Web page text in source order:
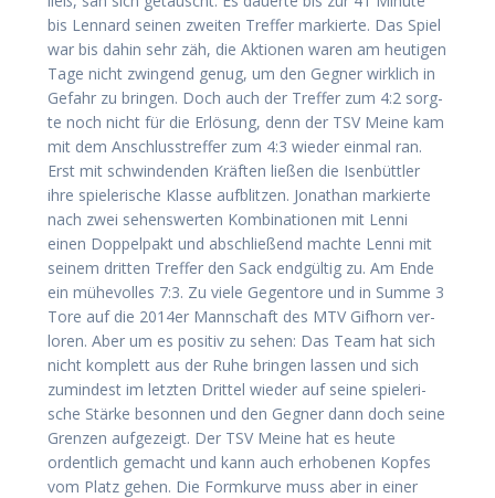
bis Len­nard sei­nen zwei­ten Tref­fer mar­kier­te. Das Spiel
war bis dahin sehr zäh, die Aktio­nen waren am heu­ti­gen
Tage nicht zwin­gend genug, um den Geg­ner wirk­lich in
Gefahr zu brin­gen. Doch auch der Tref­fer zum 4:2 sorg­
te noch nicht für die Erlö­sung, denn der TSV Mei­ne kam
mit dem Anschluss­tref­fer zum 4:3 wie­der ein­mal ran.
Erst mit schwin­den­den Kräf­ten lie­ßen die Isen­bütt­ler
ihre spie­le­ri­sche Klas­se auf­blit­zen. Jona­than mar­kier­te
nach zwei sehens­wer­ten Kom­bi­na­tio­nen mit Len­ni
einen Dop­pel­pakt und abschlie­ßend mach­te Len­ni mit
sei­nem drit­ten Tref­fer den Sack end­gül­tig zu. Am Ende
ein mühe­vol­les 7:3. Zu vie­le Gegen­to­re und in Sum­me 3
Tore auf die 2014er Mann­schaft des MTV Gif­horn ver­
lo­ren. Aber um es posi­tiv zu sehen: Das Team hat sich
nicht kom­plett aus der Ruhe brin­gen las­sen und sich
zumin­dest im letz­ten Drit­tel wie­der auf sei­ne spie­le­ri­
sche Stär­ke beson­nen und den Geg­ner dann doch sei­ne
Gren­zen auf­ge­zeigt. Der TSV Mei­ne hat es heu­te
ordent­lich gemacht und kann auch erho­be­nen Kop­fes
vom Platz gehen. Die Form­kur­ve muss aber in einer